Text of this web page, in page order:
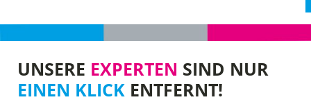
UNSERE EXPERTEN SIND NUR
EINEN KLICK ENTFERNT!